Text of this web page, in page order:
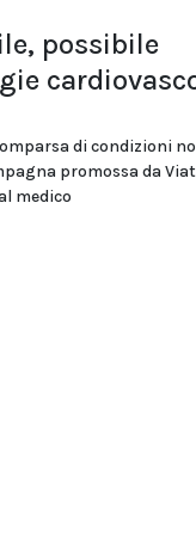
possibile
di condizioni
promossa da
medico